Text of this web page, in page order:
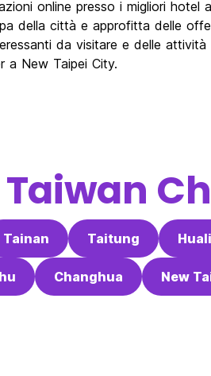
online presso i migliori
della città e approfitta delle
da visitare e delle
a New Taipei City.
Taiwan
Tainan Taitung
Changhua New